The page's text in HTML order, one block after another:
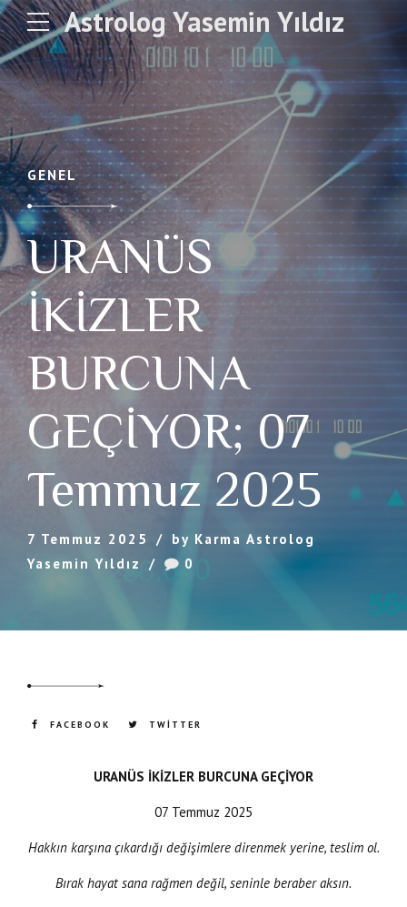
Astrolog Yasemin Yıldız
GENEL
URANÜS
İKİZLER
BURCUNA
GEÇİYOR; 07
Temmuz 2025
7 Temmuz 2025
by Karma Astrolog
Yasemin Yıldız
0
FACEBOOK TWITTER
URANÜS İKİZLER BURCUNA GEÇİYOR
07 Temmuz 2025
Hakkın karşına çıkardığı değişimlere direnmek yerine, teslim ol.
Bırak hayat sana rağmen değil, seninle beraber aksın.